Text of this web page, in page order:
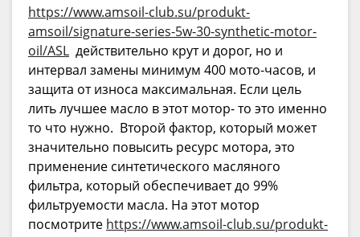
https://www.amsoil-club.su/produkt-
amsoil/signature-series-5w-30-synthetic-motor-
oil/ASL действительно крут и дорог, но и
интервал замены минимум 400 мото-часов, и
защита от износа максимальная. Если цель
лить лучшее масло в этот мотор- то это именно
то что нужно. Второй фактор, который может
значительно повысить ресурс мотора, это
применение синтетического масляного
фильтра, который обеспечивает до 99%
фильтруемости масла. На этот мотор
посмотрите https://www.amsoil-club.su/produkt-